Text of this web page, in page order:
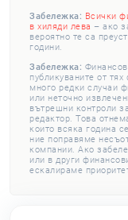
Забележка: Всички
в хиляди лева – ако
вероятно те са
години.
Забележка:
публикуваните от
много редки случаи
или неточно
вътрешни контроли
редактор. Това
които всяка година
ние поправяме
компании. Ако
или в други
ескалираме